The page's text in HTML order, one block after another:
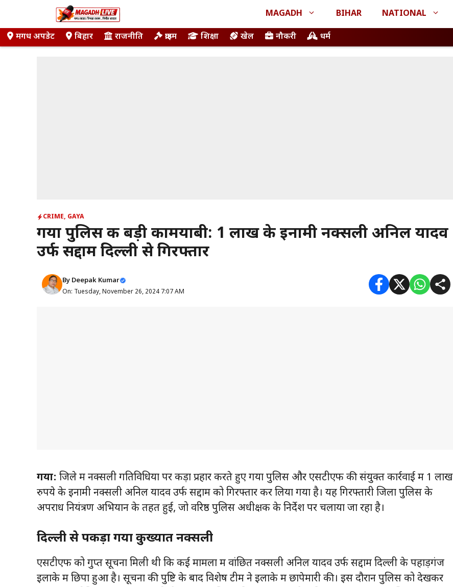
content
MAGADH BIHAR NATIONAL
मगध अपडेट बिहार राजनीति क्राइम शिक्षा खेल नौकरी धर्म
CRIME, GAYA
गया पुलिस की बड़ी कामयाबी: 1 लाख के इनामी नक्सली अनिल यादव
उर्फ सद्दाम दिल्ली से गिरफ्तार
By Deepak Kumar
On: Tuesday, November 26, 2024 7:07 AM
गया: जिले में नक्सली गतिविधियों पर कड़ा प्रहार करते हुए गया पुलिस और एसटीएफ की संयुक्त कार्रवाई में 1 लाख
रुपये के इनामी नक्सली अनिल यादव उर्फ सद्दाम को गिरफ्तार कर लिया गया है। यह गिरफ्तारी जिला पुलिस के
अपराध नियंत्रण अभियान के तहत हुई, जो वरिष्ठ पुलिस अधीक्षक के निर्देश पर चलाया जा रहा है।
दिल्ली से पकड़ा गया कुख्यात नक्सली
एसटीएफ को गुप्त सूचना मिली थी कि कई मामलों में वांछित नक्सली अनिल यादव उर्फ सद्दाम दिल्ली के पहाड़गंज
इलाके में छिपा हुआ है। सूचना की पुष्टि के बाद विशेष टीम ने इलाके में छापेमारी की। इस दौरान पुलिस को देखकर